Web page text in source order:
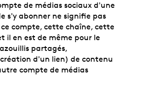
de médias sociaux d'une
s'y abonner ne signifie pas
compte, cette chaîne, cette
il en est de même pour le
partagés,
d'un lien) de contenu
compte de médias